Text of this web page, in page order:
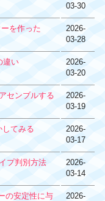
03-30
を作った
2026-
03-28
違い
2026-
03-20
センブルする
2026-
03-19
してみる
2026-
03-17
プ判別方法
2026-
03-14
の安定性に与
2026-